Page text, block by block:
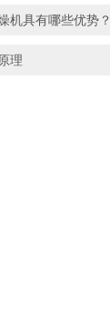
机具有哪些优势？
理